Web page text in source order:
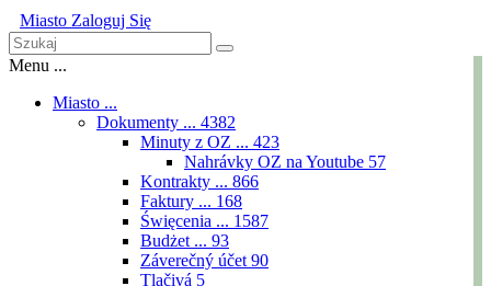
Miasto Zaloguj Się
Menu ...
Miasto ...
Dokumenty ... 4382
Minuty z OZ ... 423
Nahrávky OZ na Youtube 57
Kontrakty ... 866
Faktury ... 168
Święcenia ... 1587
Budżet ... 93
Záverečný účet 90
Tlačivá 5